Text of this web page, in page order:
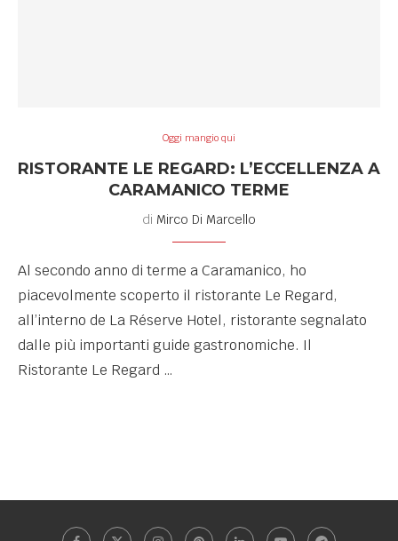
Oggi mangio qui
RISTORANTE LE REGARD: L’ECCELLENZA A
CARAMANICO TERME
di Mirco Di Marcello
Al secondo anno di terme a Caramanico, ho
piacevolmente scoperto il ristorante Le Regard,
all’interno de La Réserve Hotel, ristorante segnalato
dalle più importanti guide gastronomiche. Il
Ristorante Le Regard …